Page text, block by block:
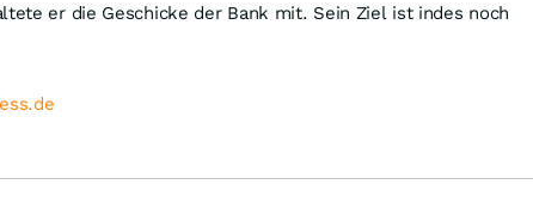
er die Geschicke der Bank mit. Sein Ziel ist indes noch